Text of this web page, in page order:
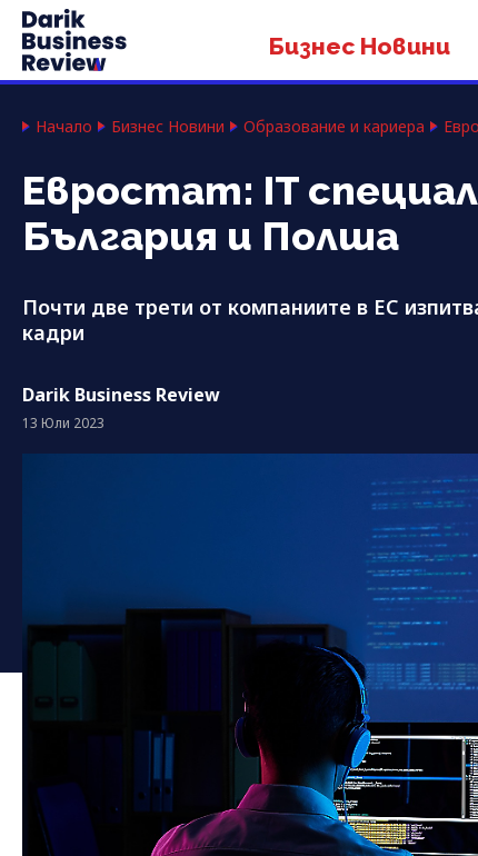
Бизнес Новини
Начало Бизнес Новини Образование и кариера
Евростат: IT
България и Полша
Почти две трети от компаниите в ЕС
кадри
Darik Business Review
13 Юли 2023